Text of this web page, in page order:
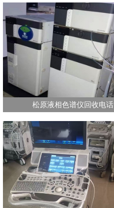
松原液相色谱仪回收电话